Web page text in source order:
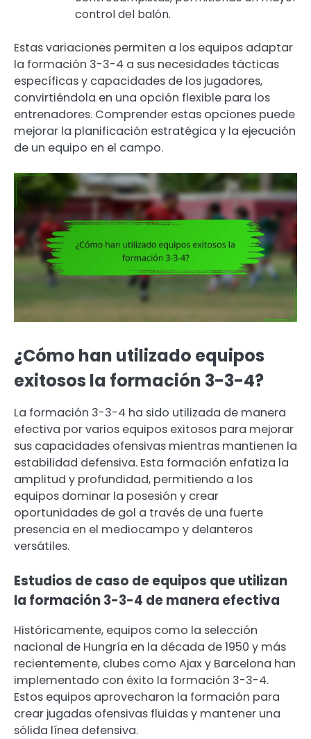
control del balón.
Estas variaciones permiten a los equipos adaptar
la formación 3-3-4 a sus necesidades tácticas
específicas y capacidades de los jugadores,
convirtiéndola en una opción flexible para los
entrenadores. Comprender estas opciones puede
mejorar la planificación estratégica y la ejecución
de un equipo en el campo.
¿Cómo han utilizado equipos
exitosos la formación 3-3-4?
La formación 3-3-4 ha sido utilizada de manera
efectiva por varios equipos exitosos para mejorar
sus capacidades ofensivas mientras mantienen la
estabilidad defensiva. Esta formación enfatiza la
amplitud y profundidad, permitiendo a los
equipos dominar la posesión y crear
oportunidades de gol a través de una fuerte
presencia en el mediocampo y delanteros
versátiles.
Estudios de caso de equipos que utilizan
la formación 3-3-4 de manera efectiva
Históricamente, equipos como la selección
nacional de Hungría en la década de 1950 y más
recientemente, clubes como Ajax y Barcelona han
implementado con éxito la formación 3-3-4.
Estos equipos aprovecharon la formación para
crear jugadas ofensivas fluidas y mantener una
sólida línea defensiva.